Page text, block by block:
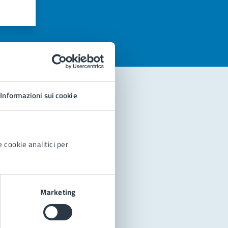
Informazioni sui cookie
cookie analitici per
Marketing